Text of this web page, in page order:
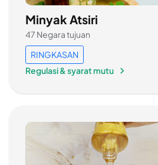
Minyak Atsiri
47 Negara tujuan
RINGKASAN
Regulasi & syarat mutu